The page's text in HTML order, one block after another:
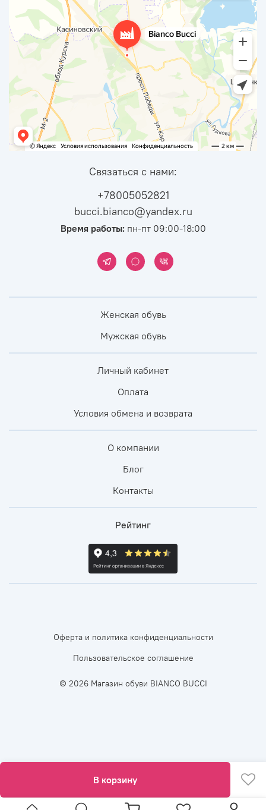
В корзину
Связаться с нами:
+78005052821
bucci.bianco@yandex.ru
Время работы:пн-пт 09:00-18:00
Женская обувь
Мужская обувь
Личный кабинет
Оплата
Условия обмена и возврата
О компании
Блог
Контакты
Рейтинг
Оферта и политика конфиденциальности
Пользовательское соглашение
© 2026 Магазин обуви BIANCO BUCCI